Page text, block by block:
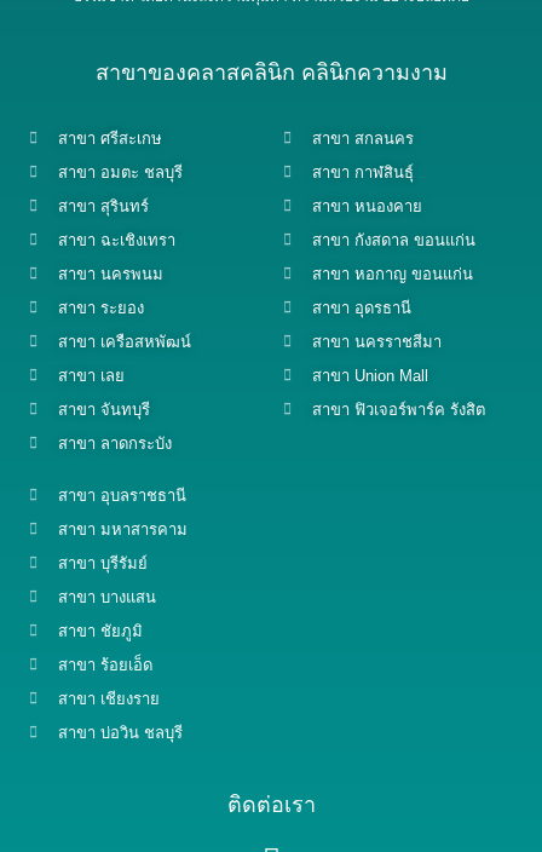
สาขาของคลาสคลินิก คลินิกความงาม
สาขา ศรีสะเกษ
สาขา อมตะ ชลบุรี
สาขา สุรินทร์
สาขา ฉะเชิงเทรา
สาขา นครพนม
สาขา ระยอง
สาขา เครือสหพัฒน์
สาขา เลย
สาขา จันทบุรี
สาขา ลาดกระบัง
สาขา สกลนคร
สาขา กาฬสินธุ์
สาขา หนองคาย
สาขา กังสดาล ขอนแก่น
สาขา หอกาญ ขอนแก่น
สาขา อุดรธานี
สาขา นครราชสีมา
สาขา Union Mall
สาขา ฟิวเจอร์พาร์ค รังสิต
สาขา อุบลราชธานี
สาขา มหาสารคาม
สาขา บุรีรัมย์
สาขา บางแสน
สาขา ชัยภูมิ
สาขา ร้อยเอ็ด
สาขา เชียงราย
สาขา บ่อวิน ชลบุรี
ติดต่อเรา